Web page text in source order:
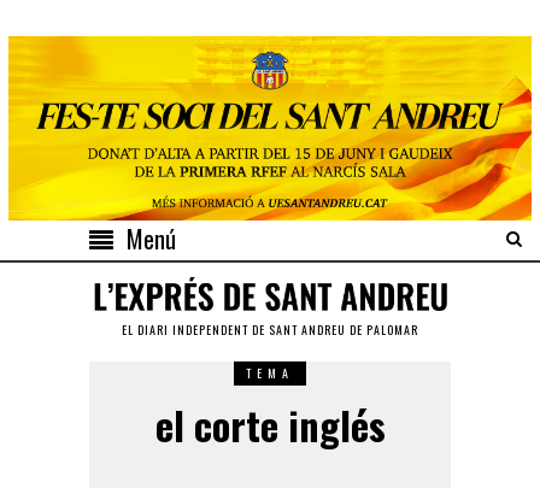
Menú
EL DIARI INDEPENDENT DE SANT ANDREU DE PALOMAR
TEMA
el corte inglés